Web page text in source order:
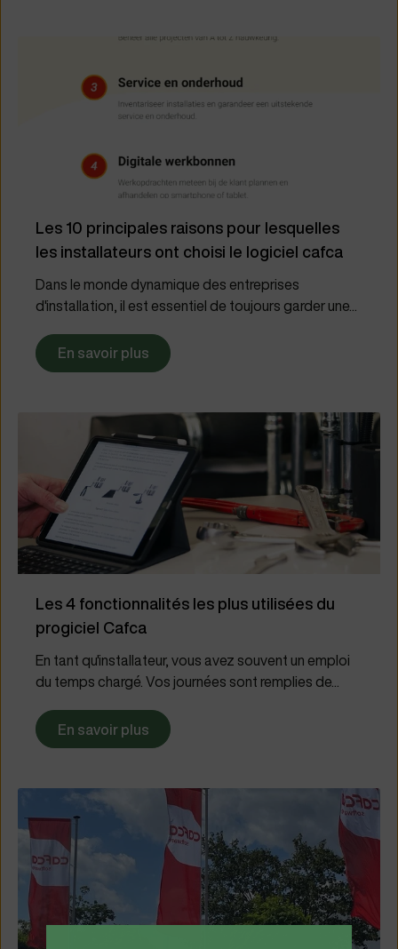
Les 10 principales raisons pour lesquelles
les installateurs ont choisi le logiciel cafca
Dans le monde dynamique des entreprises
d'installation, il est essentiel de toujours garder une...
En savoir plus
Les 4 fonctionnalités les plus utilisées du
progiciel Cafca
En tant qu'installateur, vous avez souvent un emploi
du temps chargé. Vos journées sont remplies de...
En savoir plus